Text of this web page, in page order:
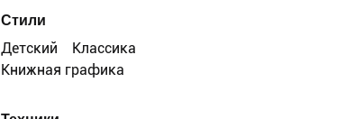
Стили
Детский
Классика
Книжная графика